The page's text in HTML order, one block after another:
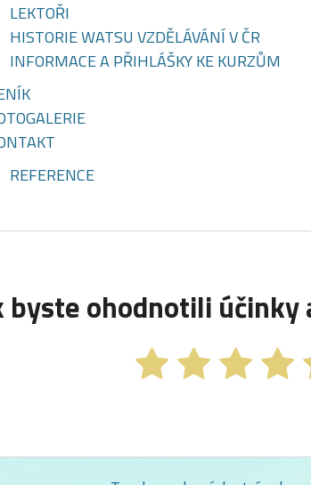
LEKTOŘI
HISTORIE WATSU VZDĚLÁVÁNÍ V ČR
INFORMACE A PŘIHLÁŠKY KE KURZŮM
REFERENCE
byste ohodnotili